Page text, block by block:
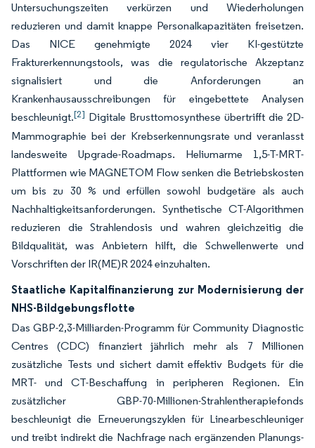
Untersuchungszeiten verkürzen und Wiederholungen
reduzieren und damit knappe Personalkapazitäten freisetzen.
Das NICE genehmigte 2024 vier KI-gestützte
Frakturerkennungstools, was die regulatorische Akzeptanz
signalisiert und die Anforderungen an
Krankenhausausschreibungen für eingebettete Analysen
beschleunigt.[2] Digitale Brusttomosynthese übertrifft die 2D-
Mammographie bei der Krebserkennungsrate und veranlasst
landesweite Upgrade-Roadmaps. Heliumarme 1,5-T-MRT-
Plattformen wie MAGNETOM Flow senken die Betriebskosten
um bis zu 30 % und erfüllen sowohl budgetäre als auch
Nachhaltigkeitsanforderungen. Synthetische CT-Algorithmen
reduzieren die Strahlendosis und wahren gleichzeitig die
Bildqualität, was Anbietern hilft, die Schwellenwerte und
Vorschriften der IR(ME)R 2024 einzuhalten.
Staatliche Kapitalfinanzierung zur Modernisierung der
NHS-Bildgebungsflotte
Das GBP-2,3-Milliarden-Programm für Community Diagnostic
Centres (CDC) finanziert jährlich mehr als 7 Millionen
zusätzliche Tests und sichert damit effektiv Budgets für die
MRT- und CT-Beschaffung in peripheren Regionen. Ein
zusätzlicher GBP-70-Millionen-Strahlentherapiefonds
beschleunigt die Erneuerungszyklen für Linearbeschleuniger
und treibt indirekt die Nachfrage nach ergänzenden Planungs-